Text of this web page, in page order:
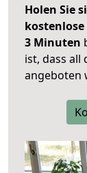
Holen Sie
3 Minuten
ist, dass all
angeboten